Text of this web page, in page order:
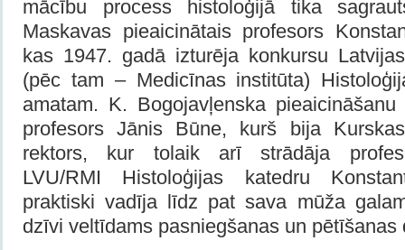
mācību process histoloģijā tika
Maskavas pieaicinātais profesors
kas 1947. gadā izturēja konkursu
(pēc tam – Medicīnas institūta)
amatam. K. Bogojavļenska
profesors Jānis Būne, kurš bija
rektors, kur tolaik arī strādāja
LVU/RMI Histoloģijas katedru
praktiski vadīja līdz pat sava mūža
dzīvi veltīdams pasniegšanas un pētīšanas